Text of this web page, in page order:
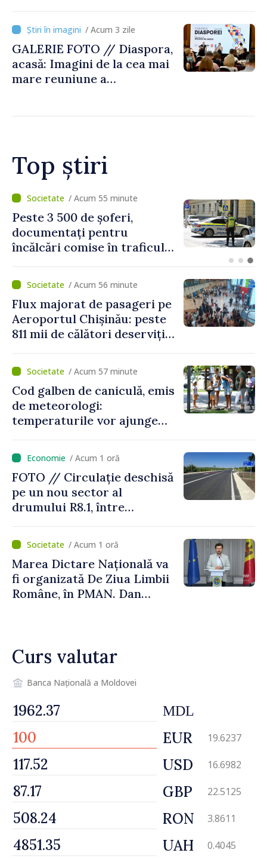
registrului naval național
/ Acum 3 zile
GALERIE FOTO // Diaspora,
acasă: Imagini de la cea mai
mare reuniune a
Top știri
/ Acum 20 minute
Proiectele de asistență în
beneficiul locuitorilor de pe
ambele maluri ale Nistrului
viceprim-ministrului cu
reprezentanta rezidentă a
PNUD în Republica Moldova,
Daniela Gasparikova
/ Acum 56 minute
Flux majorat de pasageri pe
Aeroportul Chișinău: peste
811 mii de călători deserviți
/ Acum 57 minute
Cod galben de caniculă, emis
de meteorologi:
temperaturile vor ajunge
/ Acum 1 oră
FOTO // Circulație deschisă
pe un nou sector al
drumului R8.1, între
Bolea: „Drumuri bune
înseamnă deplasări sigure
ale agenților economici și
cetățenilor”
/ Acum 1 oră
Marea Dictare Națională va
fi organizată De Ziua Limbii
Române, în PMAN. Dan
Curs valutar
Banca Națională a Moldovei
MDL
EUR 19.6237
USD 16.6982
GBP 22.5125
RON 3.8611
UAH 0.4045